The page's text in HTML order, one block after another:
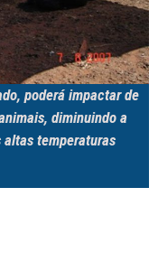
poderá impactar de
diminuindo a
temperaturas